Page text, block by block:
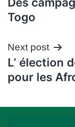
de
Togo
Next post
L’ élection
pour les